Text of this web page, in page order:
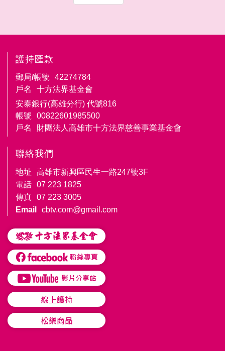
護持匯款
郵局/帳號
42274784
戶名
十方法界基金會
安泰銀行(高雄分行) 代號816
帳號
00822601985500
戶名
財團法人高雄市十方法界慈善事業基金會
聯絡我們
地址
高雄市新興區民生一路247號3F
電話 07 223 1825
傳真 07 223 3005
Email
cbtv.com@gmail.com